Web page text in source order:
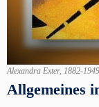
Alexandra Exter, 1882-
Allgemeines